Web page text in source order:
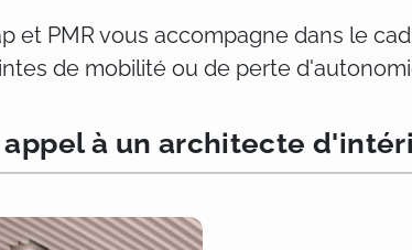
et PMR vous accompagne dans le
de mobilité ou de perte
à un architecte